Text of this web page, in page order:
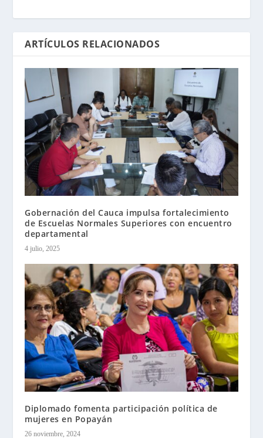
ARTÍCULOS RELACIONADOS
Gobernación del Cauca impulsa fortalecimiento
de Escuelas Normales Superiores con encuentro
departamental
4 julio, 2025
Diplomado fomenta participación política de
mujeres en Popayán
26 noviembre, 2024